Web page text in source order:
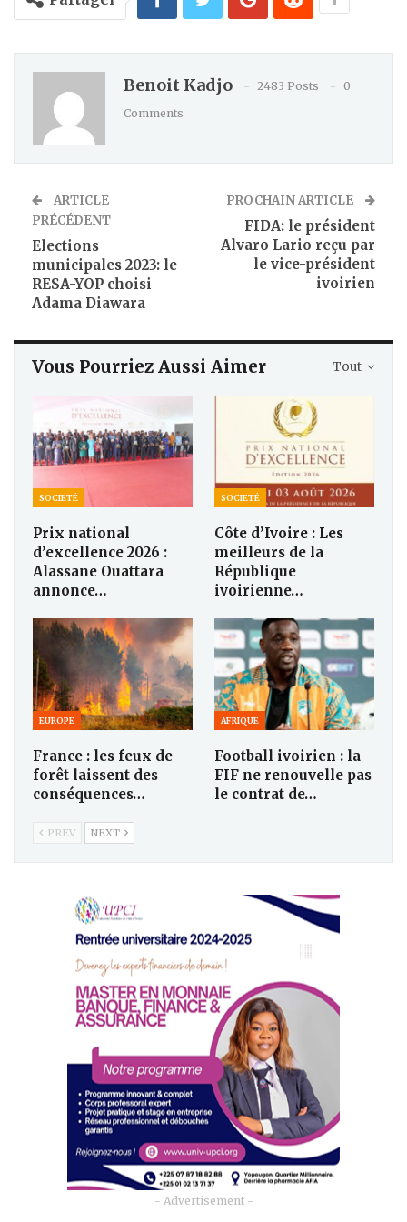
Benoit Kadjo 2483 Posts
0
Comments
ARTICLE
PRÉCÉDENT
Elections
municipales 2023: le
RESA-YOP choisi
Adama Diawara
PROCHAIN ARTICLE
FIDA: le président
Alvaro Lario reçu par
le vice-président
ivoirien
Tout
Vous Pourriez Aussi Aimer
SOCIETÉ
Prix national
d’excellence 2026 :
Alassane Ouattara
annonce…
SOCIETÉ
Côte d’Ivoire : Les
meilleurs de la
République
ivoirienne…
EUROPE
France : les feux de
forêt laissent des
conséquences…
AFRIQUE
Football ivoirien : la
FIF ne renouvelle pas
le contrat de…
PREV NEXT
- Advertisement -